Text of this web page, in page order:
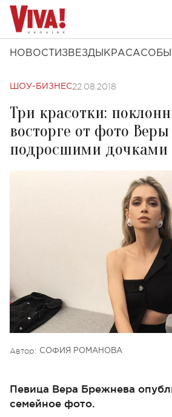
НОВОСТИ ЗВЕЗДЫ КРАСА
ШОУ-БИЗНЕС22.08.2018
Три красотки:
восторге от фото
подросшими дочками
Автор: СОФИЯ РОМАНОВА
Певица Вера Брежнева
семейное фото.